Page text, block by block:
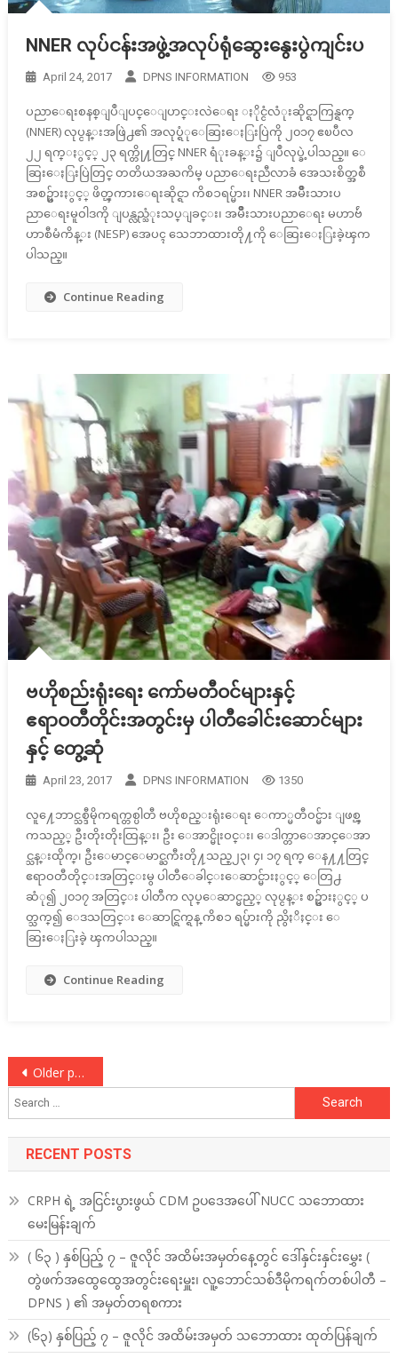
NNER လုပ်ငန်းအဖွဲ့အလုပ်ရုံဆွေးနွေးပွဲကျင်းပ
April 24, 2017 DPNS INFORMATION 953
ပညာေရးစနစ္ျပဳျပင္ေျပာင္းလဲေရး ႏိုင္ငံလံုးဆိုင္ရာကြန္ရက္
(NNER) လုပ္ငန္းအဖြဲ႕၏ အလုပ္ရံုေဆြးေႏြးပြဲကို ၂၀၁၇ ဧၿပီလ
၂၂ ရက္ႏွင့္ ၂၃ ရက္တို႔တြင္ NNER ရံုးခန္း၌ ျပဳလုပ္ခဲ့ပါသည္။ ေ
ဆြးေႏြးပြဲတြင္ တတိယအႀကိမ္ ပညာေရးညီလာခံ အေသးစိတ္အစီ
အစဥ္မ်ားႏွင့္ ဖိတ္ၾကားေရးဆိုင္ရာ ကိစၥရပ္မ်ား၊ NNER အမ်ိဳးသားပ
ညာေရးမူဝါဒကို ျပန္လည္သံုးသပ္ျခင္း၊ အမ်ိဳးသားပညာေရး မဟာဗ်ဴ
ဟာစီမံကိန္း (NESP) အေပၚ သေဘာထားတို႔ကို ေဆြးေႏြးခဲ့ၾက
ပါသည္။
Continue Reading
ဗဟိုစည်းရုံးရေး ကော်မတီဝင်များနှင့်
ဧရာဝတီတိုင်းအတွင်းမှ ပါတီခေါင်းဆောင်များ
နှင့် တွေ့ဆုံ
April 23, 2017 DPNS INFORMATION 1350
လူ႔ေဘာင္သစ္ဒီမိုကရက္တစ္ပါတီ ဗဟိုစည္းရုံးေရး ေကာ္မတီဝင္မ်ား ျဖစ္ၾ
ကသည့္ ဦးတိုးတိုးထြန္း၊ ဦး ေအာင္မိုးဝင္း၊ ေဒါက္တာေအာင္ေအာ
င္သန္းထိုက္၊ ဦးေမာင္ေမာင္ႀကီးတို႔သည္၂၃၊ ၄၊ ၁၇ ရက္ ေန႔႔တြင္
ဧရာဝတီတိုင္းအတြင္းမွ ပါတီေခါင္းေဆာင္မ်ားႏွင့္ ေတြ႕
ဆံု၍ ၂၀၁၇ အတြင္း ပါတီက လုပ္ေဆာင္မည့္ လုပ္ငန္း စဥ္မ်ားႏွင့္ ပ
တ္သက္၍ ေဒသတြင္း ေဆာင္ရြက္ရန္ ကိစၥ ရပ္မ်ားကို ညွိႏိႈင္း ေ
ဆြးေႏြးခဲ့ ၾကပါသည္။
Continue Reading
Posts
navigation
Older posts
Search
for:
RECENT POSTS
CRPH ရဲ့ အငြင်းပွားဖွယ် CDM ဥပဒေအပေါ် NUCC သဘောထား
မေးမြန်းချက်
( ၆၃ ) နှစ်ပြည့် ၇ – ဇူလိုင် အထိမ်းအမှတ်နေ့တွင် ဒေါ်နှင်းနှင်းမွှေး (
တွဲဖက်အထွေထွေအတွင်းရေးမှူး၊ လူ့ဘောင်သစ်ဒီမိုကရက်တစ်ပါတီ –
DPNS ) ၏ အမှတ်တရစကား
(၆၃) နှစ်ပြည့် ၇ – ဇူလိုင် အထိမ်းအမှတ် သဘောထား ထုတ်ပြန်ချက်